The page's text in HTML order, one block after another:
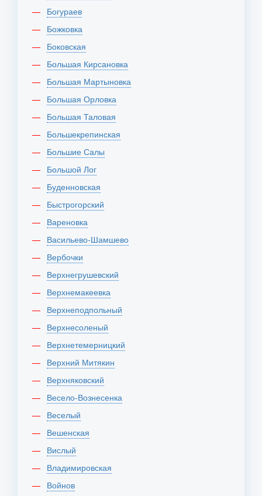
Богураев
Божковка
Боковская
Большая Кирсановка
Большая Мартыновка
Большая Орловка
Большая Таловая
Большекрепинская
Большие Салы
Большой Лог
Буденновская
Быстрогорский
Вареновка
Васильево-Шамшево
Вербочки
Верхнегрушевский
Верхнемакеевка
Верхнеподпольный
Верхнесоленый
Верхнетемерницкий
Верхний Митякин
Верхняковский
Весело-Вознесенка
Веселый
Вешенская
Вислый
Владимировская
Войнов